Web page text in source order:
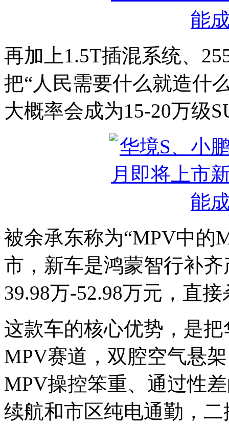
再加上1.5T插混系统、
把“人民需要什么就造什
大概率会成为15-20万级
被余承东称为“MPV中的
市，新车是鸿蒙智行补
39.98万-52.98万元，直
这款车的核心优势，是
MPV赛道，双腔空气悬
MPV操控笨重、通过性
续航和市区纯电通勤，